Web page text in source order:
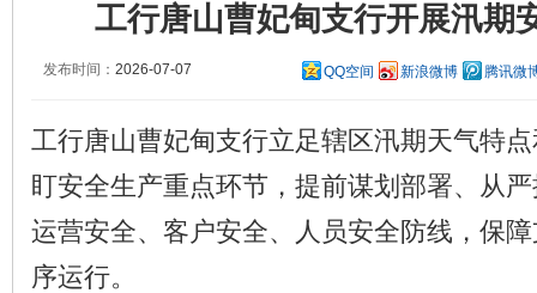
工行唐山曹妃甸支行开展汛期
发布时间： 2026-07-07 QQ空间 新浪微博 腾讯微
工行唐山曹妃甸支行立足辖区汛期天气特
盯安全生产重点环节，提前谋划部署、从
运营安全、客户安全、人员安全防线，保
序运行。